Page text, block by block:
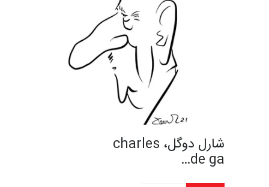
شارل دوگل، charles
de ga…